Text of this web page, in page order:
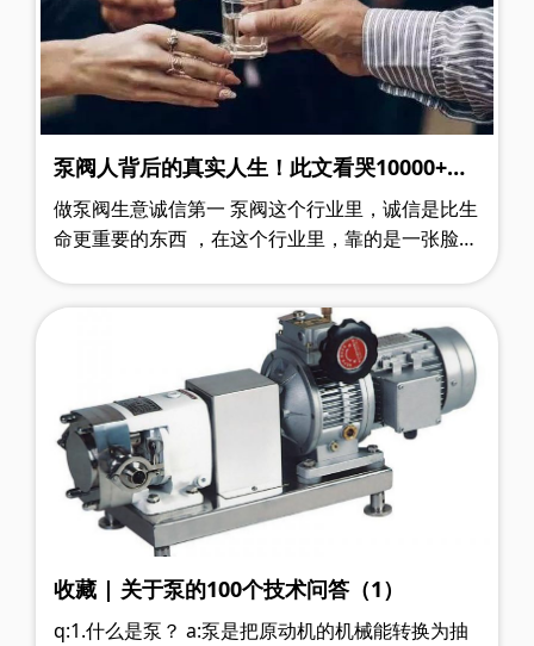
泵阀人背后的真实人生！此文看哭10000+老
板!
做泵阀生意诚信第一 泵阀这个行业里，诚信是比生
命更重要的东西 ，在这个行业里，靠的是一张脸、
收藏 | 关于泵的100个技术问答（1）
q:1.什么是泵？ a:泵是把原动机的机械能转换为抽